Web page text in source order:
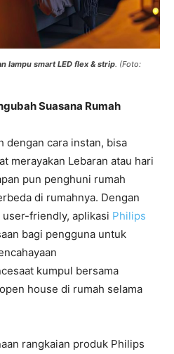
lampu smart LED flex & strip. (Foto:
Suasana Rumah
dengan cara instan, bisa
merayakan Lebaran atau hari
pun penghuni rumah
di rumahnya. Dengan
friendly, aplikasi Philips
bagi pengguna untuk
kumpul bersama
house di rumah selama
rangkaian produk Philips